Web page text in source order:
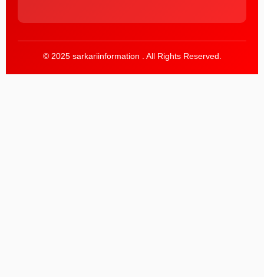
© 2025 sarkariinformation . All Rights Reserved.